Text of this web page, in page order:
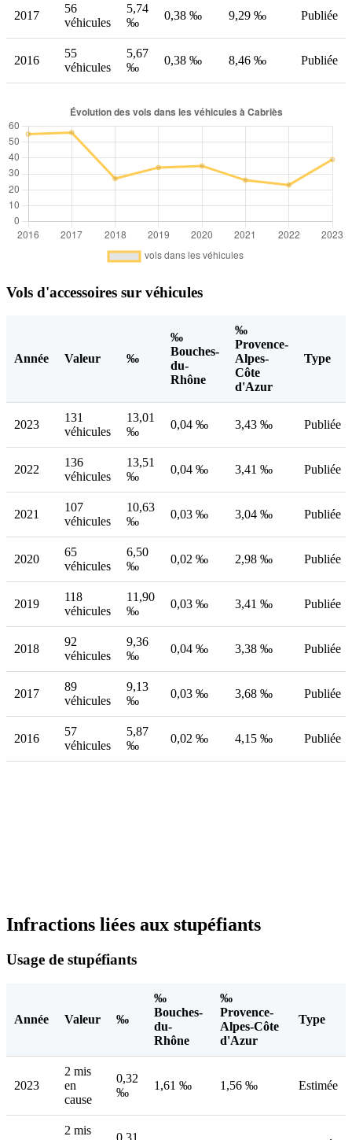
2017
56
véhicules
5,74
‰
0,38 ‰ 9,29 ‰ Publiée
2016
55
véhicules
5,67
‰
0,38 ‰ 8,46 ‰ Publiée
Vols d'accessoires sur véhicules
Année Valeur ‰
‰
Bouches-
du-
Rhône
‰
Provence-
Alpes-
Côte
d'Azur
Type
2023
131
véhicules
13,01
‰
0,04 ‰ 3,43 ‰ Publiée
2022
136
véhicules
13,51
‰
0,04 ‰ 3,41 ‰ Publiée
2021
107
véhicules
10,63
‰
0,03 ‰ 3,04 ‰ Publiée
2020
65
véhicules
6,50
‰
0,02 ‰ 2,98 ‰ Publiée
2019
118
véhicules
11,90
‰
0,03 ‰ 3,41 ‰ Publiée
2018
92
véhicules
9,36
‰
0,04 ‰ 3,38 ‰ Publiée
2017
89
véhicules
9,13
‰
0,03 ‰ 3,68 ‰ Publiée
2016
57
véhicules
5,87
‰
0,02 ‰ 4,15 ‰ Publiée
Infractions liées aux stupéfiants
Usage de stupéfiants
Année Valeur ‰
‰
Bouches-
du-
Rhône
‰
Provence-
Alpes-Côte
d'Azur
Type
2023
2 mis
en
cause
0,32
‰
1,61 ‰ 1,56 ‰ Estimée
2 mis
0,31